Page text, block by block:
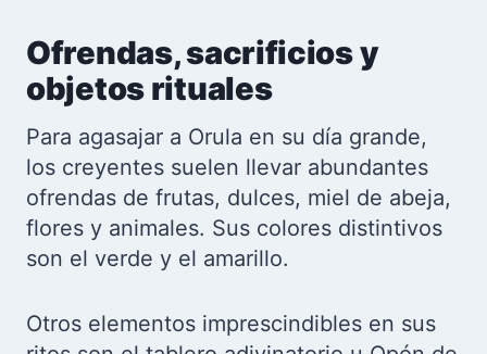
Ofrendas, sacrificios y
objetos rituales
Para agasajar a Orula en su día grande,
los creyentes suelen llevar abundantes
ofrendas de frutas, dulces, miel de abeja,
flores y animales. Sus colores distintivos
son el verde y el amarillo.
Otros elementos imprescindibles en sus